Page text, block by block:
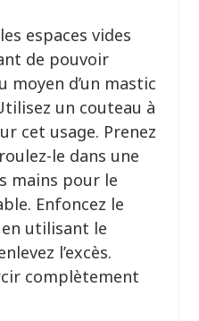
espaces vides
de pouvoir
moyen d’un mastic
un couteau à
cet usage. Prenez
le dans une
mains pour le
Enfoncez le
en utilisant le
l’excès.
complètement